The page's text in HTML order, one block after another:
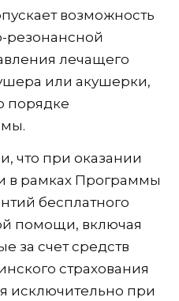
возможность
резонансной
лечащего
или акушерки,
порядке
что при оказании
рамках Программы
бесплатного
помощи, включая
за счет средств
страхования
исключительно при